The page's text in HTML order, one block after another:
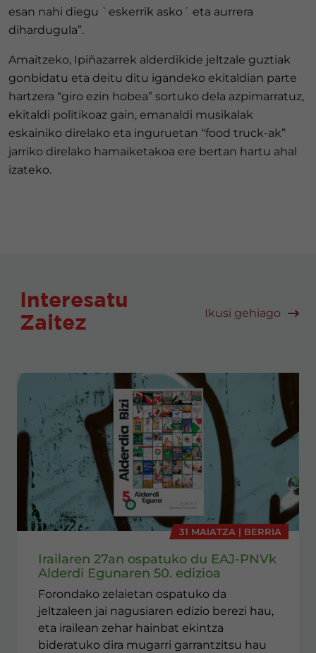
esan nahi diegu `eskerrik asko´ eta aurrera
dihardugula”.
Amaitzeko, Ipiñazarrek alderdikide jeltzale guztiak
gonbidatu eta deitu ditu igandeko ekitaldian parte
hartzera “giro ezin hobea” sortuko dela azpimarratuz,
ekitaldi politikoaz gain, emanaldi musikalak
eskainiko direlako eta inguruetan “food truck-ak”
jarriko direlako hamaiketakoa ere bertan hartu ahal
izateko.
Interesatu
Zaitez
Ikusi gehiago
31 MAIATZA | BERRIA
Irailaren 27an ospatuko du EAJ-PNVk
Alderdi Egunaren 50. edizioa
Forondako zelaietan ospatuko da
jeltzaleen jai nagusiaren edizio berezi hau,
eta irailean zehar hainbat ekintza
bideratuko dira mugarri garrantzitsu hau